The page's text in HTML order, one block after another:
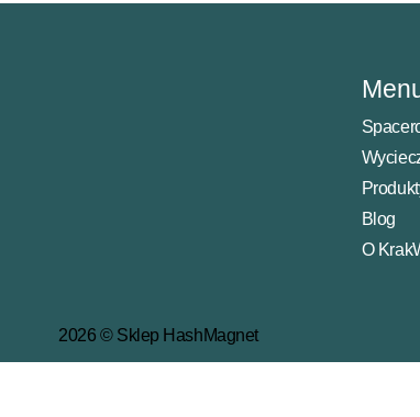
Blog
O
2026 © Sklep HashMagnet